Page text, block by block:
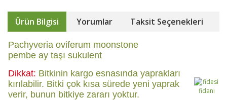
Ürün Bilgisi Yorumlar Taksit Seçenekleri
Pachyveria oviferum moonstone
pembe ay taşı sukulent
Dikkat: Bitkinin kargo esnasında yaprakları
kırılabilir. Bitki çok kısa sürede yeni yaprak
verir, bunun bitkiye zararı yoktur.